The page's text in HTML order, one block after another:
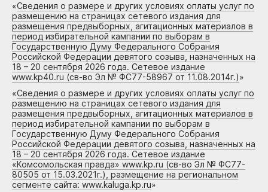
«Сведения о размере и других условиях оплаты услуг по
размещению на страницах сетевого издания для
размещения предвыборных, агитационных материалов в
период избирательной кампании по выборам в
Государственную Думу Федерального Собрания
Российской Федерации девятого созыва, назначенных на
18 – 20 сентября 2026 года. Сетевое издание
www.kp40.ru (св-во Эл № ФС77-58967 от 11.08.2014г.)»
«Сведения о размере и других условиях оплаты услуг по
размещению на страницах сетевого издания для
размещения предвыборных, агитационных материалов в
период избирательной кампании по выборам в
Государственную Думу Федерального Собрания
Российской Федерации девятого созыва, назначенных на
18 – 20 сентября 2026 года. Сетевое издание
«Комсомольская правда» www.kp.ru (св-во Эл № ФС77-
80505 от 15.03.2021г.), размещение на региональном
сегменте сайта: www.kaluga.kp.ru»